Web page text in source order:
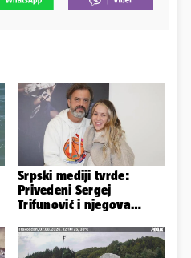
Srpski mediji tvrde:
Privedeni Sergej
Trifunović i njegova
incident